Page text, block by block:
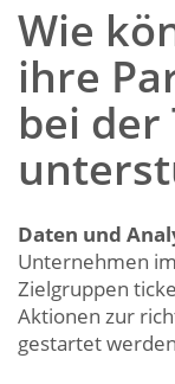
Wie
ihre
bei
Daten und
Unternehmen
Zielgruppen
Aktionen zur
gestartet